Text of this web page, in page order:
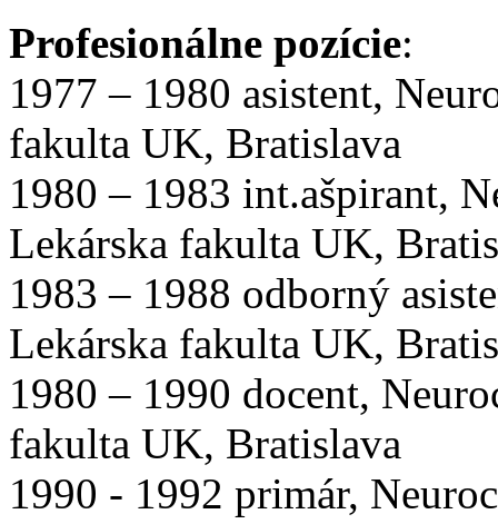
Profesionálne pozície:
1977 – 1980 asistent,
fakulta UK, Bratislava
1980 – 1983 int.ašpirant,
Lekárska fakulta UK,
1983 – 1988 odborný
Lekárska fakulta UK,
1980 – 1990 docent,
fakulta UK, Bratislava
1990 - 1992 primár,